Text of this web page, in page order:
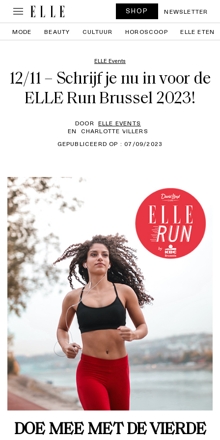
SHOP NEWSLETTER
MODE BEAUTY CULTUUR HOROSCOOP ELLE ETEN
ELLE Events
12/11 – Schrijf je nu in voor de
ELLE Run Brussel 2023!
DOOR ELLE EVENTS
EN
CHARLOTTE VILLERS
GEPUBLICEERD OP : 07/09/2023
DOE MEE MET DE VIERDE